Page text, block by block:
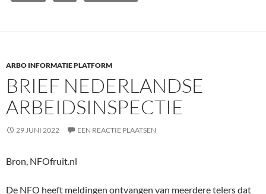
ARBO INFORMATIE PLATFORM
BRIEF NEDERLANDSE
ARBEIDSINSPECTIE
29 JUNI 2022 EEN REACTIE PLAATSEN
Bron, NFOfruit.nl
De NFO heeft meldingen ontvangen van meerdere telers dat